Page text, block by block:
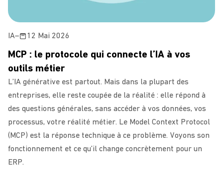
IA– 12 Mai 2026
MCP : le protocole qui connecte l’IA à vos
outils métier
L’IA générative est partout. Mais dans la plupart des
entreprises, elle reste coupée de la réalité : elle répond à
des questions générales, sans accéder à vos données, vos
processus, votre réalité métier. Le Model Context Protocol
(MCP) est la réponse technique à ce problème. Voyons son
fonctionnement et ce qu’il change concrètement pour un
ERP.